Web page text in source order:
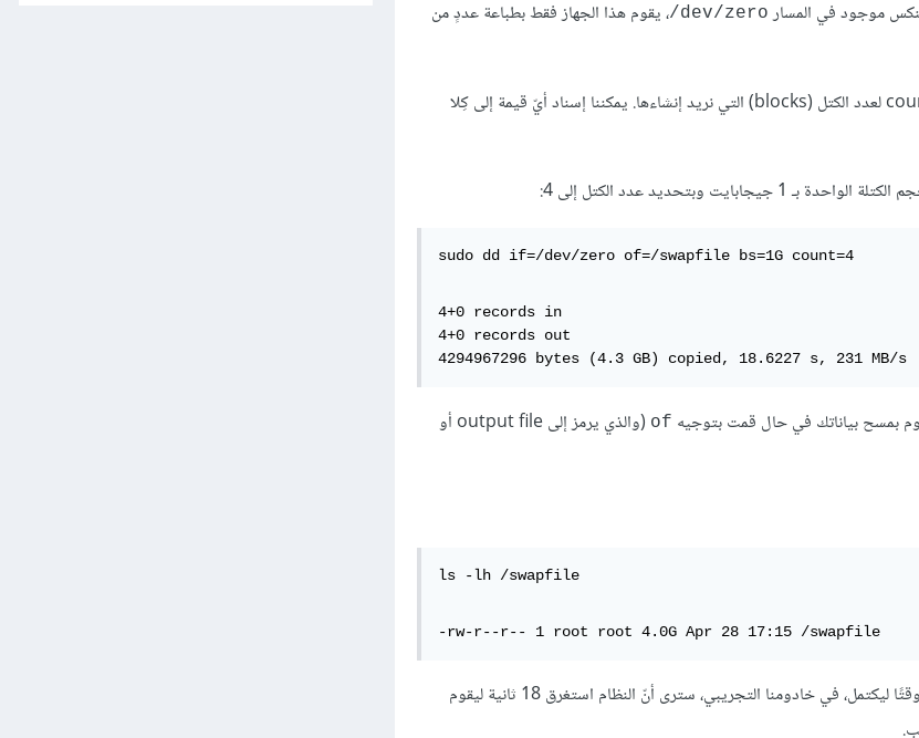
موجود في المسار dev/zero/
، يقوم هذا الجهاز فقط بطباعة عددٍ من
لحجم الكتلة الواحدة (block size) وcount لعدد الكتل (blocks) التي نريد إنشاءها. يمكننا إسناد أيّ قيمة إلى كِلا
sudo dd if=/dev/zero of=/swapfile bs=1G count=4
4+0 records in
4+0 records out
4294967296 bytes (4.3 GB) copied, 18.6227 s, 231 MB/s
of
(والذي يرمز إلى output file أو
ls -lh /swapfile
-rw-r--r-- 1 root root 4.0G Apr 28 17:15 /swapfile
إذا قمت بتنفيذ الأمر السابق لإنشاء ملف swap بنجاح، فقد تكون قد لاحظت أنّه أخذ وقتًا ليكتمل، في خادومنا التجريبي، سترى أنّ النظام استغرق 18 ثانية ليقوم